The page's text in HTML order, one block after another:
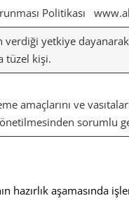
Politikası
yetkiye
tüzel kişi.
amaçlarını ve
sorumlu
hazırlık aşamasında